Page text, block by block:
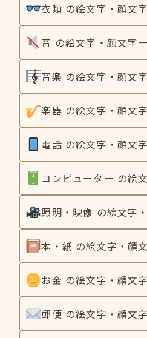
衣類 の絵文字・顔文
音 の絵文字・顔文字
音楽 の絵文字・顔文
楽器 の絵文字・顔文
電話 の絵文字・顔文
コンピューター の絵
照明・映像 の絵文字
本・紙 の絵文字・顔
お金 の絵文字・顔文
郵便 の絵文字・顔文